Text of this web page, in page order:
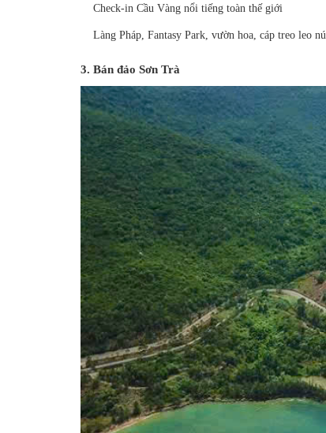
Check-in Cầu Vàng nổi tiếng toàn thế giới
Làng Pháp, Fantasy Park, vườn hoa, cáp treo leo
3. Bán đảo Sơn Trà